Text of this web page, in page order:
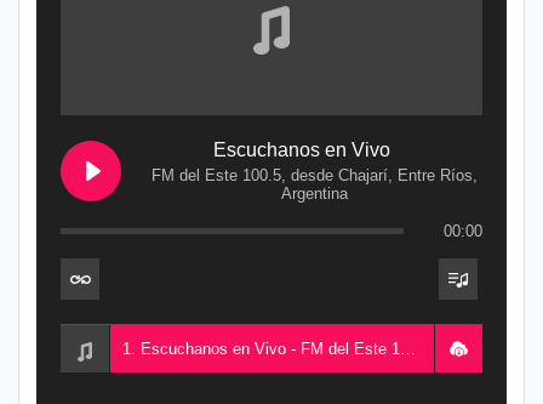
Escuchanos en Vivo
FM del Este 100.5, desde Chajarí, Entre Ríos,
Argentina
00:00
1. Escuchanos en Vivo - FM del Este 100.5, desde Chajarí, Entre Ríos, Argentina